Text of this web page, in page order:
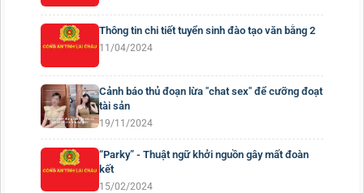
Thông tin chi tiết tuyển sinh đào tạo văn bằng 2
11/04/2024
Cảnh báo thủ đoạn lừa "chat sex" để cưỡng đoạt
tài sản
19/11/2024
“Parky” - Thuật ngữ khởi nguồn gây mất đoàn
kết
15/02/2024